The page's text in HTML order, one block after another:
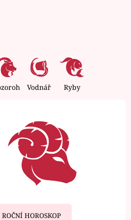
Vodnář Ryby
ROČNÍ HOROSKOP